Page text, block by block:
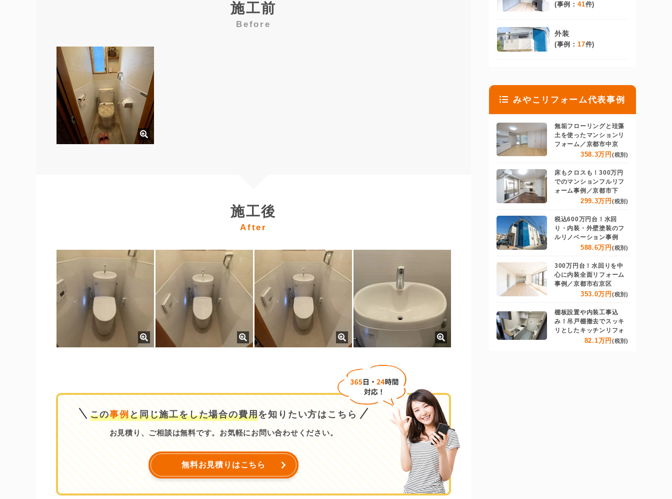
施工前
Before
施工後
After
この事例と同じ施工をした場合の費用を知りたい方はこちら
お見積り、ご相談は無料です。お気軽にお問い合わせください。
無料お見積りはこちら
(事例： 41件)
外装
(事例： 17件)
みやこリフォーム代表事例
無垢フローリングと珪藻
土を使ったマンションリ
フォーム／京都市中京
358.3万円 (税別)
床もクロスも！300万円
でのマンションフルリフ
ォーム事例／京都市下
299.3万円 (税別)
税込600万円台！水回
り・内装・外壁塗装のフ
ルリノベーション事例
588.6万円 (税別)
300万円台！水回りを中
心に内装全面リフォーム
事例／京都市右京区
353.0万円 (税別)
棚板設置や内装工事込
み！吊戸棚撤去でスッキ
リとしたキッチンリフォ
82.1万円 (税別)